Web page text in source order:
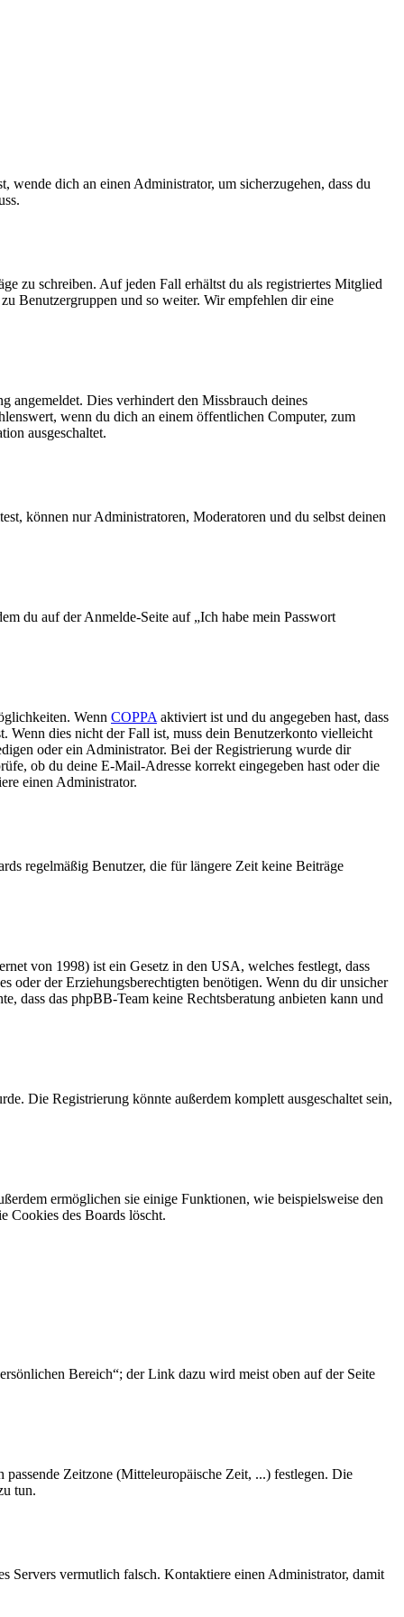
dich an einen Administrator, um sicherzugehen, dass du
zu schreiben. Auf jeden Fall erhältst du als registriertes Mitglied
Benutzergruppen und so weiter. Wir empfehlen dir eine
angemeldet. Dies verhindert den Missbrauch deines
wenn du dich an einem öffentlichen Computer, zum
ausgeschaltet.
können nur Administratoren, Moderatoren und du selbst deinen
du auf der Anmelde-Seite auf „Ich habe mein Passwort
Wenn COPPA aktiviert ist und du angegeben hast, dass
Wenn dies nicht der Fall ist, muss dein Benutzerkonto vielleicht
oder ein Administrator. Bei der Registrierung wurde dir
ob du deine E-Mail-Adresse korrekt eingegeben hast oder die
einen Administrator.
regelmäßig Benutzer, die für längere Zeit keine Beiträge
von 1998) ist ein Gesetz in den USA, welches festlegt, dass
oder der Erziehungsberechtigten benötigen. Wenn du dir unsicher
dass das phpBB-Team keine Rechtsberatung anbieten kann und
Die Registrierung könnte außerdem komplett ausgeschaltet sein,
ermöglichen sie einige Funktionen, wie beispielsweise den
Cookies des Boards löscht.
Bereich“; der Link dazu wird meist oben auf der Seite
Zeitzone (Mitteleuropäische Zeit, ...) festlegen. Die
tun.
Servers vermutlich falsch. Kontaktiere einen Administrator, damit